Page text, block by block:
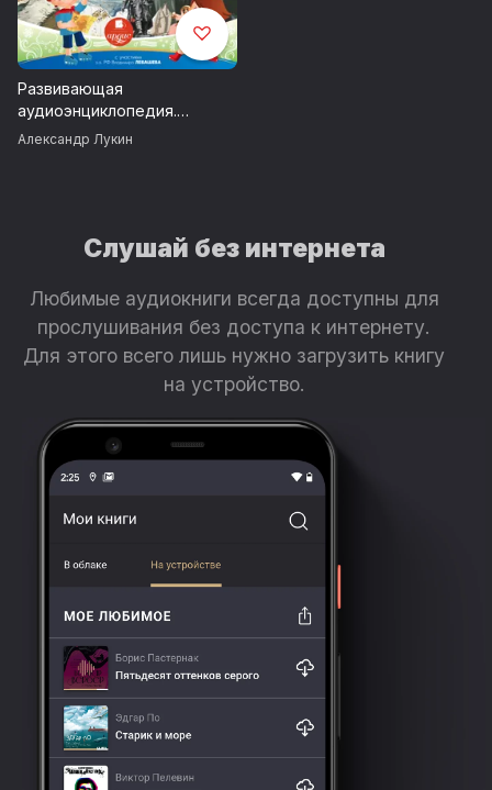
Пастернака, вышедшую в серии
ЖЗЛ, он удостоился премий
«Национальный бестселлер»
цикл «Гражданин Поэт», для
которого он сочиняет стихи
на актуальную тематику в стиле
произведений знаменитых
поэтов.
Развивающая
аудиоэнциклопедия.
Великие путешественники и
Александр Лукин
Слушай без интернета
Любимые аудиокниги всегда доступны для
прослушивания без доступа к интернету.
Для этого всего лишь нужно загрузить книгу
на устройство.